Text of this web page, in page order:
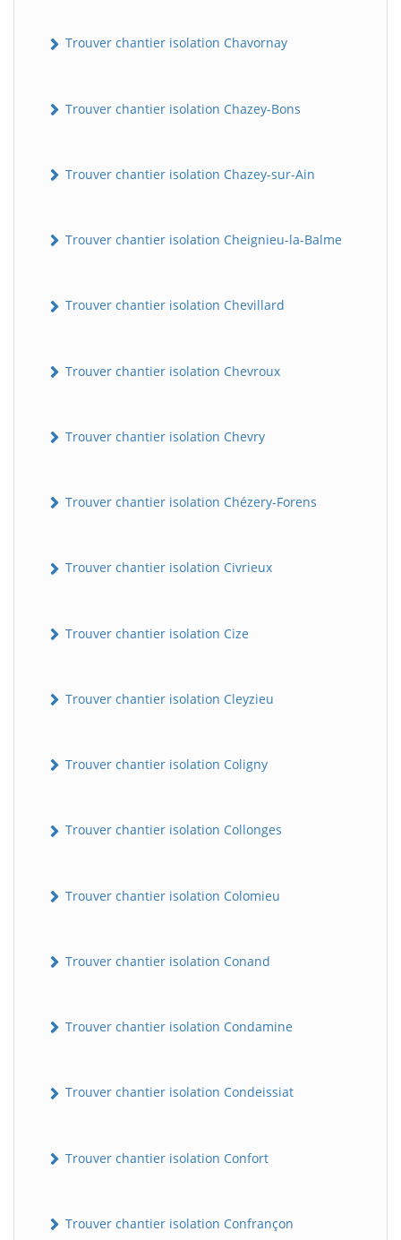
Trouver chantier isolation Chavornay
Trouver chantier isolation Chazey-Bons
Trouver chantier isolation Chazey-sur-Ain
Trouver chantier isolation Cheignieu-la-Balme
Trouver chantier isolation Chevillard
Trouver chantier isolation Chevroux
Trouver chantier isolation Chevry
Trouver chantier isolation Chézery-Forens
Trouver chantier isolation Civrieux
Trouver chantier isolation Cize
Trouver chantier isolation Cleyzieu
Trouver chantier isolation Coligny
Trouver chantier isolation Collonges
Trouver chantier isolation Colomieu
Trouver chantier isolation Conand
Trouver chantier isolation Condamine
Trouver chantier isolation Condeissiat
Trouver chantier isolation Confort
Trouver chantier isolation Confrançon
BatiWebPro